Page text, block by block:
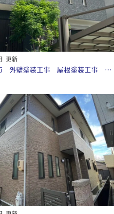
更新
愛知 尾張旭市 外壁塗装工事 屋根塗装工事 付帯部塗装工事 付帯部塗装工事 シーリング工事 防水工事 ♢